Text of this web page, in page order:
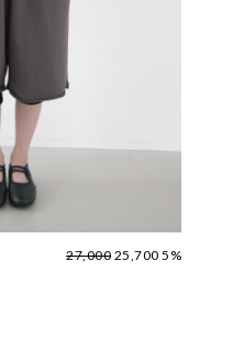
27,000 25,700 5%